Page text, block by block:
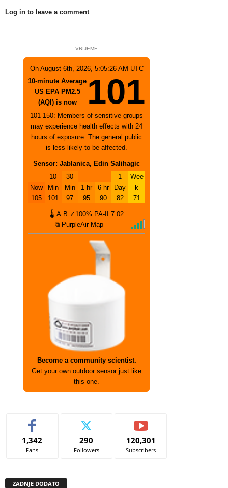
Log in to leave a comment
- VRIJEME -
On August 6th, 2026, 5:05:26 AM UTC
10-minute Average
US EPA PM2.5
(AQI) is now
101
101-150: Members of sensitive groups
may experience health effects with 24
hours of exposure. The general public
is less likely to be affected.
Sensor: Jablanica, Edin Salihagic
Now
105
10
Min
101
30
Min
97
1 hr
95
6 hr
90
1
Day
82
Wee
k
71
🌡 A B ✓100% PA-II 7.02
⧉ PurpleAir Map
Become a community scientist.
Get your own outdoor sensor just like
this one.
1,342
Fans
290
Followers
120,301
Subscribers
ZADNJE DODATO